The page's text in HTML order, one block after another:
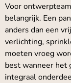
Voor
belangrijk. Een
anders dan een
verlichting,
moeten vroeg
best wanneer het
integraal